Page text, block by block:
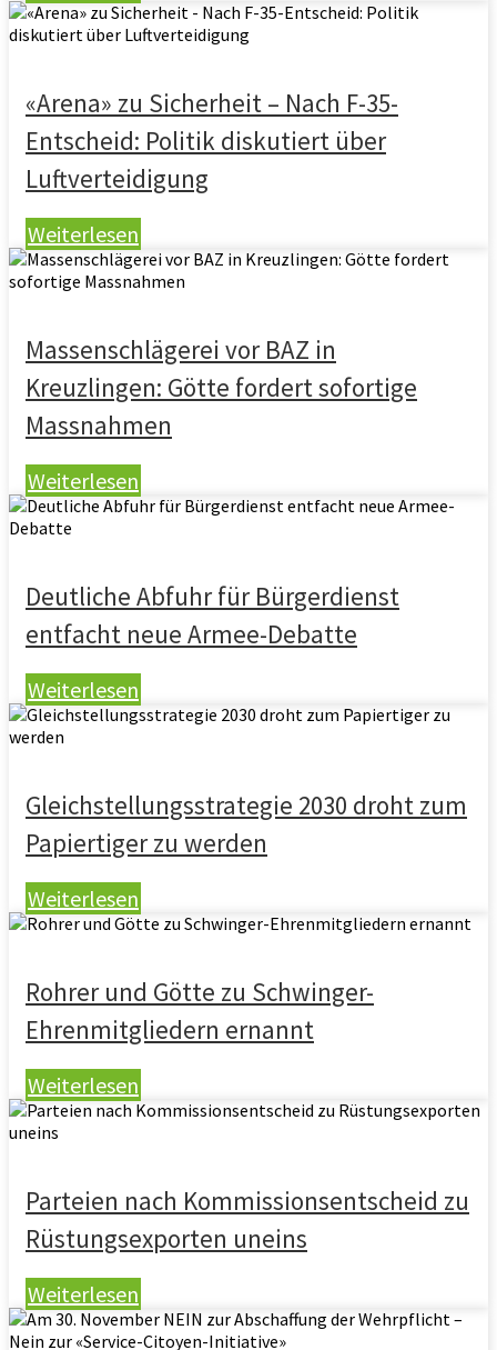
«Arena» zu Sicherheit – Nach F-35-
Entscheid: Politik diskutiert über
Luftverteidigung
Weiterlesen
Massenschlägerei vor BAZ in
Kreuzlingen: Götte fordert sofortige
Massnahmen
Weiterlesen
Deutliche Abfuhr für Bürgerdienst
entfacht neue Armee-Debatte
Weiterlesen
Gleichstellungsstrategie 2030 droht zum
Papiertiger zu werden
Weiterlesen
Rohrer und Götte zu Schwinger-
Ehrenmitgliedern ernannt
Weiterlesen
Parteien nach Kommissionsentscheid zu
Rüstungsexporten uneins
Weiterlesen